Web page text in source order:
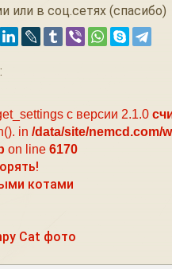
или в соц.сетях (спасибо)
с версии 2.1.0
in /data/site/nemcd.com/
on line 6170
котами
Cat фото